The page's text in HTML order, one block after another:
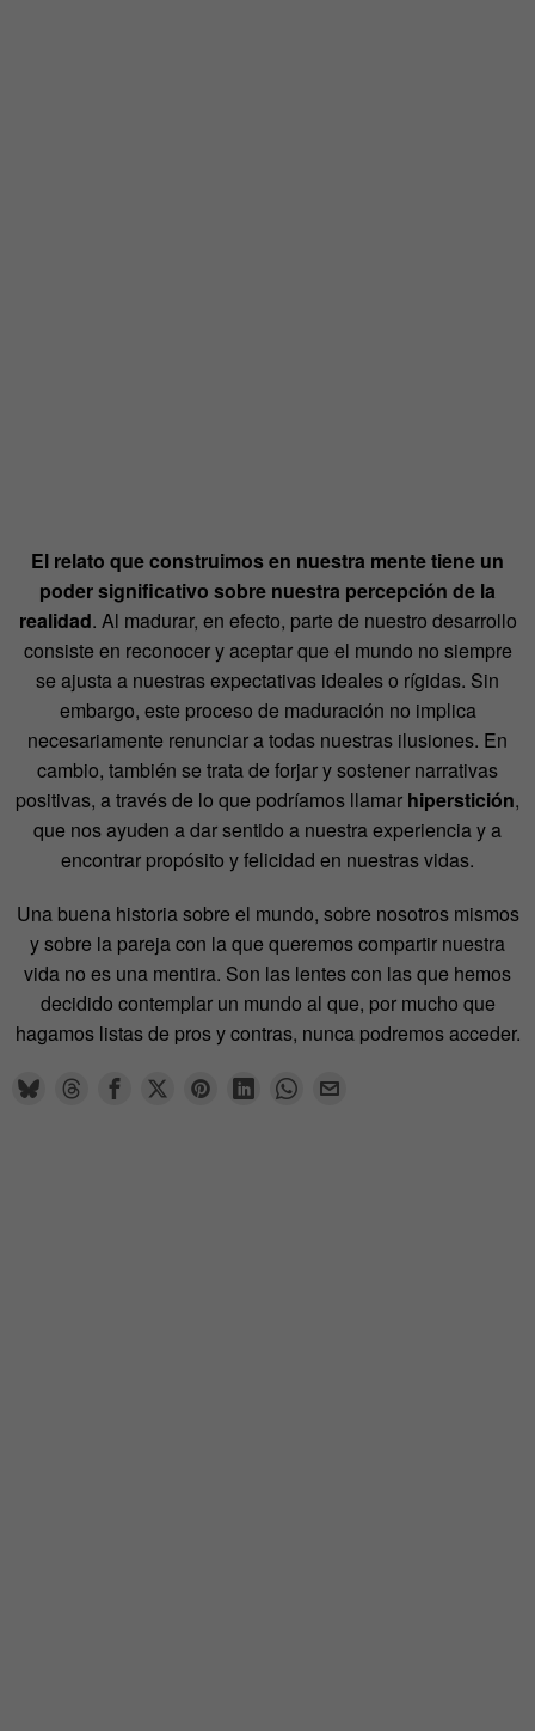
El relato que construimos en nuestra mente tiene un
poder significativo sobre nuestra percepción de la
realidad. Al madurar, en efecto, parte de nuestro desarrollo
consiste en reconocer y aceptar que el mundo no siempre
se ajusta a nuestras expectativas ideales o rígidas. Sin
embargo, este proceso de maduración no implica
necesariamente renunciar a todas nuestras ilusiones. En
cambio, también se trata de forjar y sostener narrativas
positivas, a través de lo que podríamos llamar hiperstición,
que nos ayuden a dar sentido a nuestra experiencia y a
encontrar propósito y felicidad en nuestras vidas.
Una buena historia sobre el mundo, sobre nosotros mismos
y sobre la pareja con la que queremos compartir nuestra
vida no es una mentira. Son las lentes con las que hemos
decidido contemplar un mundo al que, por mucho que
hagamos listas de pros y contras, nunca podremos acceder.